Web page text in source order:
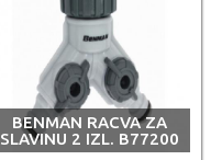
BENMAN RACVA ZA
SLAVINU 2 IZL. B77200